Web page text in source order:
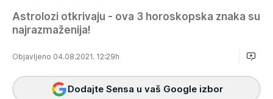
Astrolozi otkrivaju - ova 3 horoskopska znaka su
najrazmaženija!
Objavljeno 04.08.2021. 12:29h
Dodajte Sensa u vaš Google izbor